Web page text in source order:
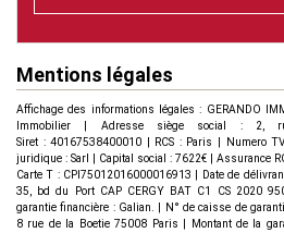
Mentions légales
Affichage des informations légales : GERANDO
Immobilier | Adresse siège social : 2,
Siret : 40167538400010 | RCS : Paris | Numero
juridique : Sarl | Capital social : 7622€ | Assurance
Carte T : CPI75012016000016913 | Date de
35, bd du Port CAP CERGY BAT C1 CS 2020
garantie financière : Galian. | N° de caisse de
8 rue de la Boetie 75008 Paris | Montant de la